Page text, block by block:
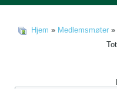
Hjem » Medlemsmøter »